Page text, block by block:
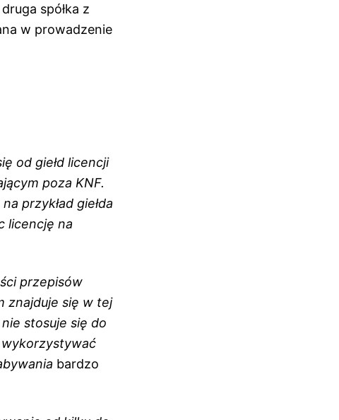
spółka z
w prowadzenie
od giełd licencji
poza KNF.
przykład giełda
licencję na
przepisów
znajduje się w tej
stosuje się do
wykorzystywać
bardzo